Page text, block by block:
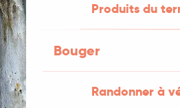
Produits du
Bouger
Randonner à